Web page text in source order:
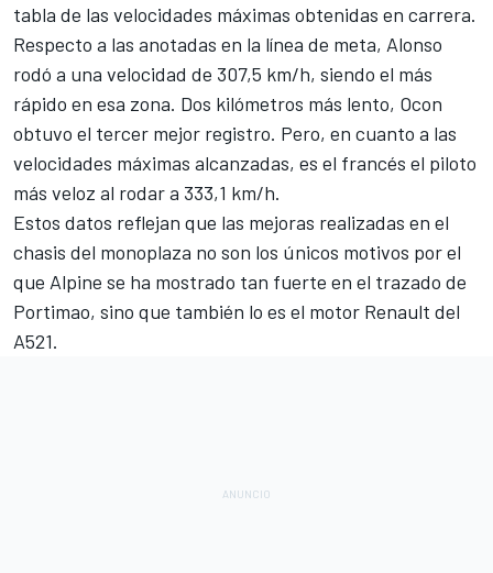
tabla de las velocidades máximas obtenidas en carrera.
Respecto a las anotadas en la línea de meta, Alonso
rodó a una velocidad de 307,5 km/h, siendo el más
rápido en esa zona. Dos kilómetros más lento, Ocon
obtuvo el tercer mejor registro. Pero, en cuanto a las
velocidades máximas alcanzadas, es el francés el piloto
más veloz al rodar a 333,1 km/h.
Estos datos reflejan que las mejoras realizadas en el
chasis del monoplaza no son los únicos motivos por el
que Alpine se ha mostrado tan fuerte en el trazado de
Portimao, sino que también lo es el motor Renault del
A521.